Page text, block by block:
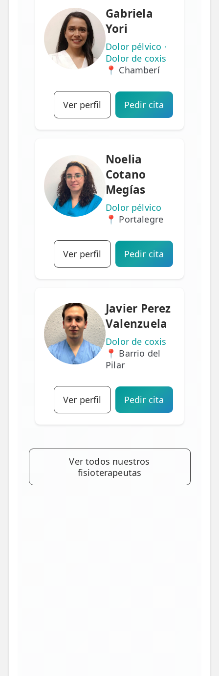
Gabriela
Yori
Dolor pélvico ·
Dolor de coxis
📍 Chamberí
Ver perfil Pedir cita
Noelia
Cotano
Megías
Dolor pélvico
📍 Portalegre
Ver perfil Pedir cita
Javier Perez
Valenzuela
Dolor de coxis
📍 Barrio del
Pilar
Ver perfil Pedir cita
Ver todos nuestros
fisioterapeutas